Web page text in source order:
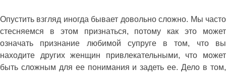
Опустить взгляд иногда бывает довольно сложно. Мы часто
стесняемся в этом признаться, потому как это может
означать признание любимой супруге в том, что вы
находите других женщин привлекательными, что может
быть сложным для ее понимания и задеть ее. Дело в том,